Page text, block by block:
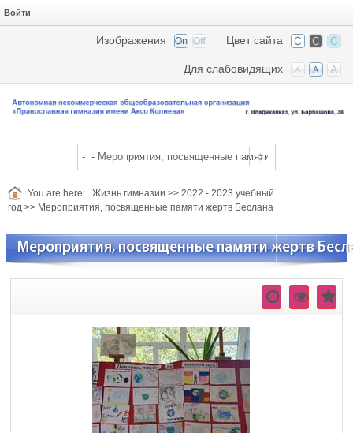
Войти
Цвет сайта
Изображения
Для слабовидящих
You are here: Жизнь гимназии >> 2022 - 2023 учебный
год >> Мероприятия, посвященные памяти жертв Беслана
Мероприятия, посвященные памяти жертв